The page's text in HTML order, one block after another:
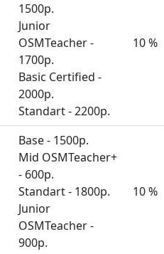
1500р.
Junior
OSMTeacher -
1700р.
Basic Certified -
2000р.
Standart - 2200р.
10 %
Base - 1500р.
Mid OSMTeacher+
- 600р.
Standart - 1800р.
Junior
OSMTeacher -
900р.
10 %